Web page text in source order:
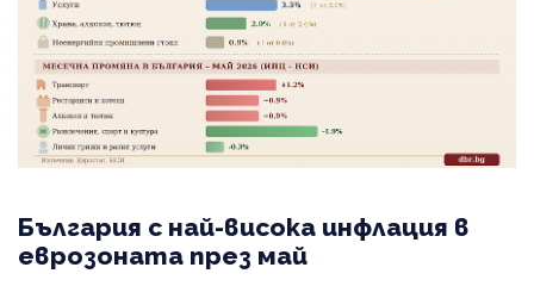
България с най-висока инфлация в
еврозоната през май